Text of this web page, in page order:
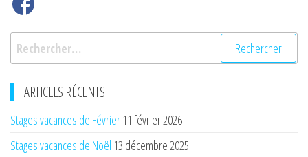
Rechercher :
ARTICLES RÉCENTS
Stages vacances de Février 11 février 2026
Stages vacances de Noël 13 décembre 2025